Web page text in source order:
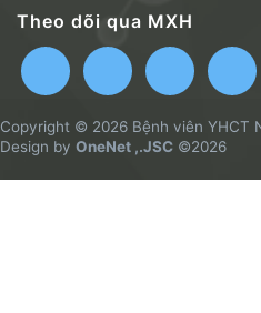
Theo dõi qua MXH
Copyright © 2026 Bệnh viên YHCT
Design by OneNet ,.JSC ©2026